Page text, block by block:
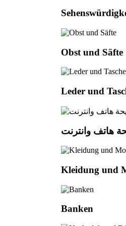
Obst und Säfte
Leder und
هاتف وانترنت
Kleidung und
Banken